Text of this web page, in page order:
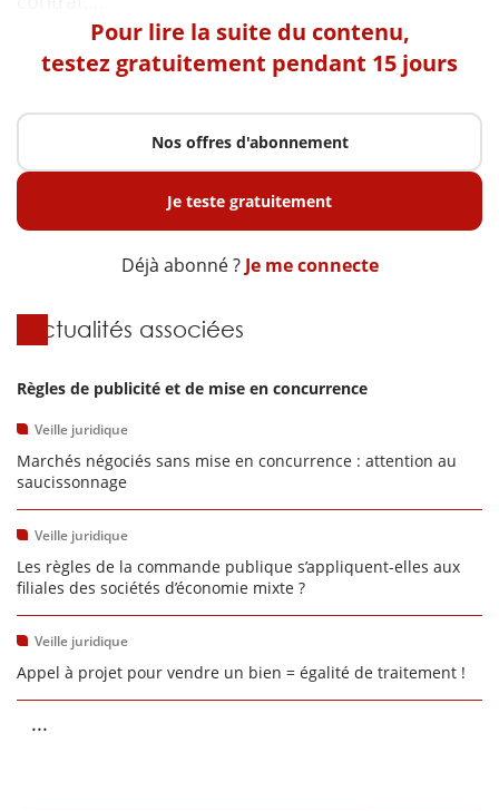
Pour lire la suite du contenu,
testez gratuitement pendant 15 jours
Nos offres d'abonnement
Je teste gratuitement
Déjà abonné ? Je me connecte
Actualités associées
Règles de publicité et de mise en concurrence
Veille juridique
Marchés négociés sans mise en concurrence : attention au
saucissonnage
Veille juridique
Les règles de la commande publique s’appliquent-elles aux
filiales des sociétés d’économie mixte ?
Veille juridique
Appel à projet pour vendre un bien = égalité de traitement !
...